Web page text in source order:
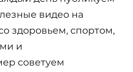
видео на
здоровьем, спортом,
и
советуем